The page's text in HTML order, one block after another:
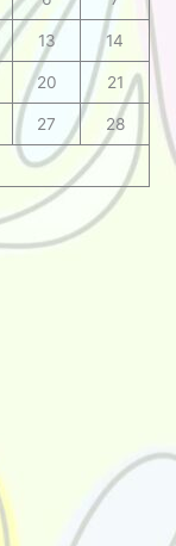
13 14
20 21
27 28